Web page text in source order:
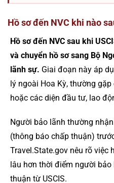
Hồ sơ đến NVC khi nào
Hồ sơ đến NVC sau khi
và chuyển hồ sơ sang Bộ
lãnh sự. Giai đoạn này áp
lý ngoài Hoa Kỳ, thường gặp
hoặc các diện đầu tư, lao
Người bảo lãnh thường nhận
(thông báo chấp thuận)
Travel.State.gov nêu rõ việc
lâu hơn thời điểm người
thuận từ USCIS.